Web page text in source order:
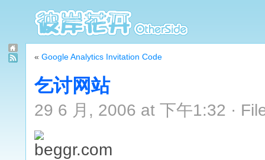
« Google Analytics Invitation Code
乞讨网站
29 6 月, 2006 at 下午1:32 ·